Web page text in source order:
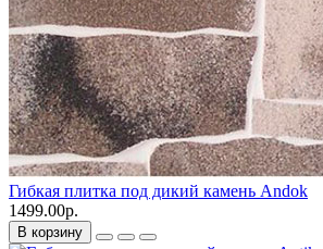
Гибкая плитка под дикий камень Andok
1499.00р.
В корзину